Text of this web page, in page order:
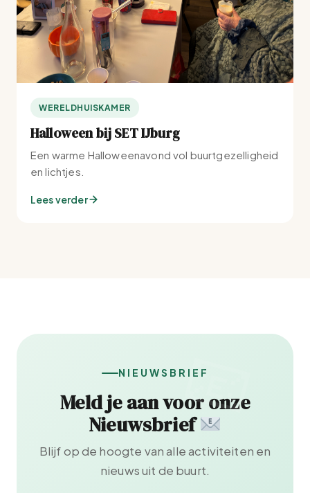
WERELDHUISKAMER
Halloween bij SET IJburg
Een warme Halloweenavond vol buurtgezelligheid
en lichtjes.
Lees verder
NIEUWSBRIEF
Meld je aan voor onze
Nieuwsbrief
Blijf op de hoogte van alle activiteiten en
nieuws uit de buurt.